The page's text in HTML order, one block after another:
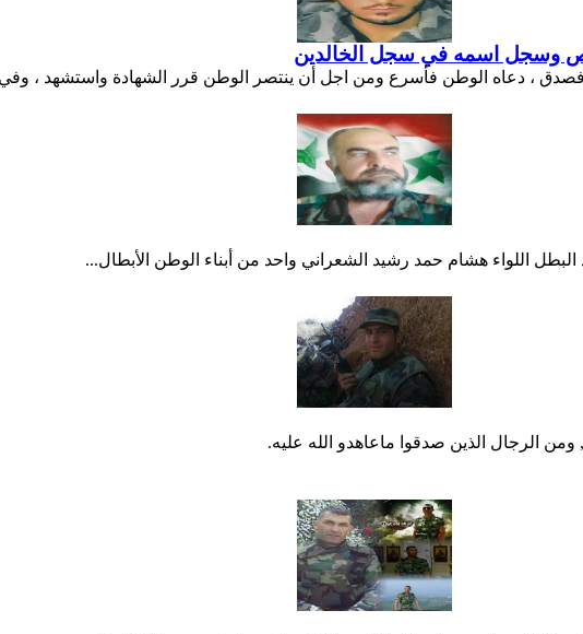
وسجل اسمه في سجل الخالدين
فصدق ، دعاه الوطن فأسرع ومن اجل أن ينتصر الوطن قرر الشهادة واستشهد ،
اللواء هشام حمد رشيد الشعراني واحد من أبناء الوطن الأبطال...
الرجال الذين صدقوا ماعاهدو الله عليه.